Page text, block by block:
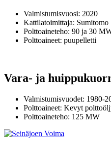
Valmistumisvuosi: 2020
Kattilatoimittaja: Sumitomo
Polttoaineteho: 90 ja 30
Polttoaineet: puupelletti
Vara- ja
Valmistumisvuodet: 1980-
Polttoaineet: Kevyt
Polttoaineteho: 125 MW